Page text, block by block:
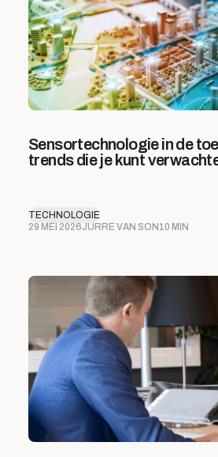
Sensortechnologie in de
trends die je kunt
TECHNOLOGIE
29 MEI 2026JURRE VAN SON10 MIN